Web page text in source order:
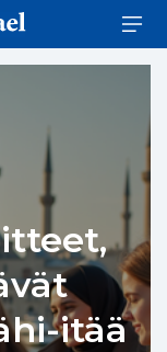
itää